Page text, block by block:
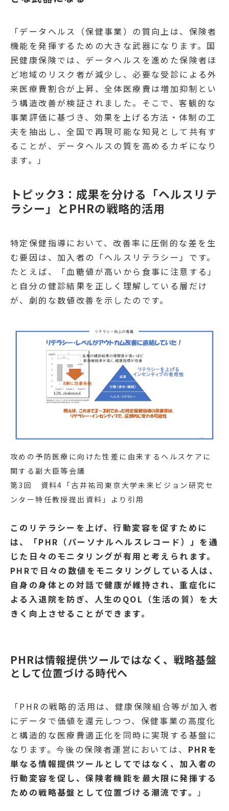
「データヘルス（保健事業）の質向上は、保険者
機能を発揮するための大きな武器になります。国
民健康保険では、データヘルスを進めた保険者ほ
ど地域のリスク者が減少し、必要な受診による外
来医療費割合が上昇、全体医療費は増加抑制とい
う構造改善が検証されました。そこで、客観的な
事業評価に基づき、効果を上げる方法・体制の工
夫を抽出し、全国で再現可能な知見として共有す
ることが、データヘルスの質を高めるカギになり
ます。」
トピック3：成果を分ける「ヘルスリテ
ラシー」とPHRの戦略的活用
特定保健指導において、改善率に圧倒的な差を生
む要因は、加入者の「ヘルスリテラシー」です。
たとえば、「血糖値が高いから食事に注意する」
と自分の健診結果を正しく理解している層だけ
が、劇的な数値改善を示したのです。
攻めの予防医療に向けた性差に由来するヘルスケアに
関する副大臣等会議
第3回 資料4「古井祐司東京大学未来ビジョン研究セ
ンター特任教授提出資料 」より引用
このリテラシーを上げ、行動変容を促すために
は、「PHR（パーソナルヘルスレコード）」を通
じた日々のモニタリングが有用と考えられます。
PHRで日々の数値をモニタリングしている人は、
自身の身体との対話で健康が維持され、重症化に
よる入退院を防ぎ、人生のQOL（生活の質）を大
きく向上させることができます。
PHRは情報提供ツールではなく、戦略基盤
として位置づける時代へ
「PHRの戦略的活用は、健康保険組合等が加入者
にデータで価値を還元しつつ、保健事業の高度化
と構造的な医療費適正化を同時に実現する基盤に
なります。今後の保険者運営においては、 PHRを
単なる情報提供ツールとしてではなく、加入者の
行動変容を促し、保険者機能を最大限に発揮する
ための戦略基盤として位置づける潮流です。
」